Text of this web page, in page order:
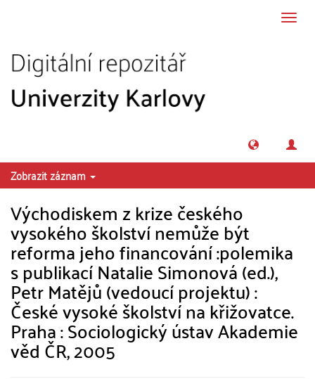
Zobrazit záznam
Východiskem z krize českého
vysokého školství nemůže být
reforma jeho financování :polemika
s publikací Natalie Simonová (ed.),
Petr Matějů (vedoucí projektu) :
České vysoké školství na křižovatce.
Praha : Sociologický ústav Akademie
věd ČR, 2005